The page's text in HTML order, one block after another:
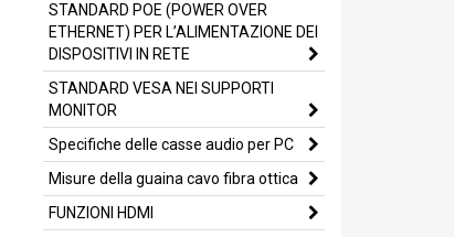
STANDARD POE (POWER OVER
ETHERNET) PER L’ALIMENTAZIONE DEI
DISPOSITIVI IN RETE
STANDARD VESA NEI SUPPORTI
MONITOR
Specifiche delle casse audio per PC
Misure della guaina cavo fibra ottica
FUNZIONI HDMI